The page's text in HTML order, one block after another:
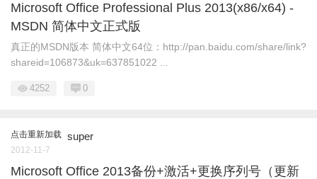
Microsoft Office Professional Plus 2013(x86/x64) -
MSDN 简体中文正式版
真正的MSDN版本 简体中文64位：http://pan.baidu.com/share/link?
shareid=106873&uk=637851022 ...
4252 0
点击重新加载 super
2012-11-7
Microsoft Office 2013备份+激活+更换序列号（更新